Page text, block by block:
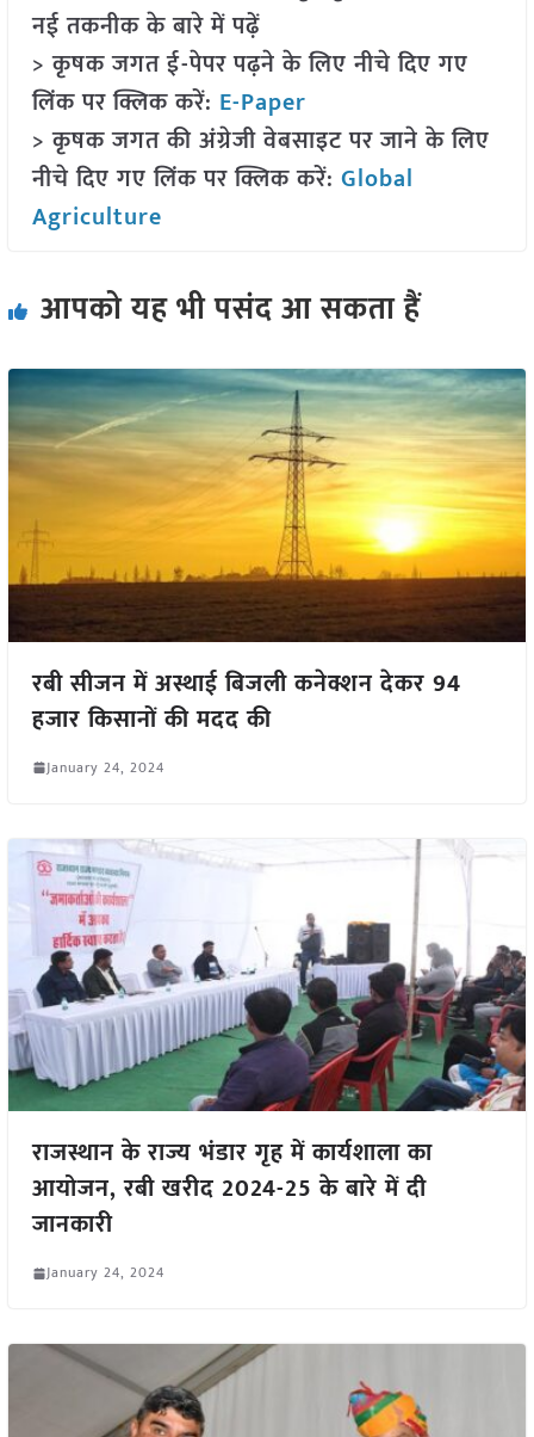
नई तकनीक के बारे में पढ़ें
> कृषक जगत ई-पेपर पढ़ने के लिए नीचे दिए गए
लिंक पर क्लिक करें: E-Paper
> कृषक जगत की अंग्रेजी वेबसाइट पर जाने के लिए
नीचे दिए गए लिंक पर क्लिक करें: Global
Agriculture
आपको यह भी पसंद आ सकता हैं
रबी सीजन में अस्थाई बिजली कनेक्शन देकर 94
हजार किसानों की मदद की
January 24, 2024
राजस्थान के राज्य भंडार गृह में कार्यशाला का
आयोजन, रबी खरीद 2024-25 के बारे में दी
जानकारी
January 24, 2024